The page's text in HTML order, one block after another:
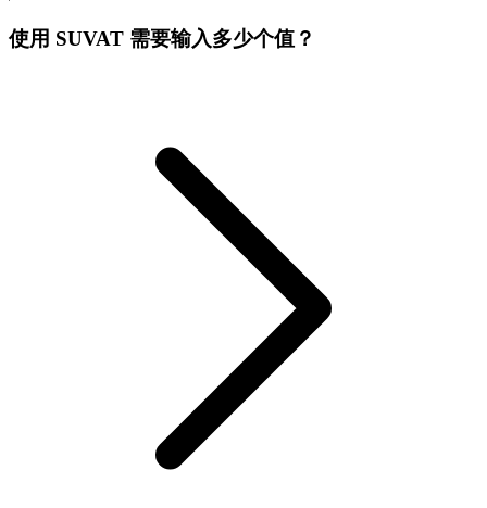
使用 SUVAT 需要输入多少个值？